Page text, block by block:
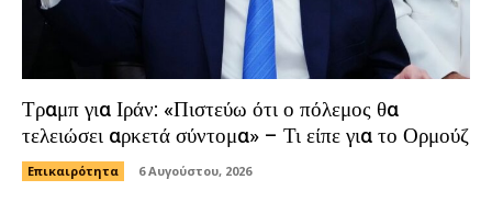
Τραμπ για Ιράν: «Πιστεύω ότι ο πόλεμος θα
τελειώσει αρκετά σύντομα» – Τι είπε για το Ορμούζ
Επικαιρότητα 6 Αυγούστου, 2026